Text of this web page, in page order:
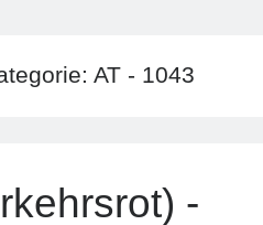
AT - 1043
-